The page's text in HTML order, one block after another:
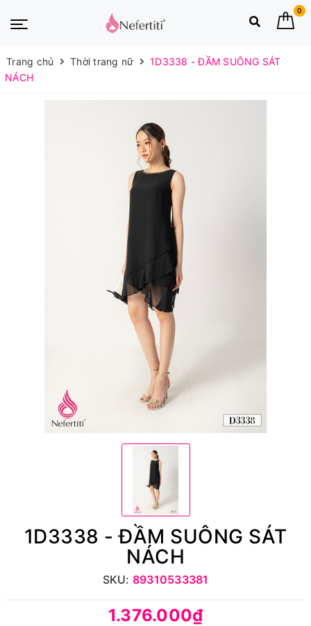
0
Trang chủ Thời trang nữ
1D3338 - ĐẦM SUÔNG SÁT
NÁCH
1D3338 - ĐẦM SUÔNG SÁT
NÁCH
SKU: 89310533381
1.376.000₫